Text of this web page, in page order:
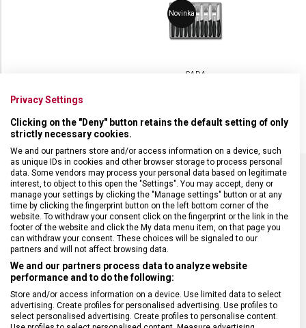
Novinka
SADA
12 KS
SPECIFIKACE PRODUKTU
DRUH ZBOŽÍ Kuchyňské vybavení
ZÁRUKA 24 měsíců
Privacy Settings
Clicking on the "Deny" button retains the default setting of only
strictly necessary cookies.
We and our partners store and/or access information on a device, such
as unique IDs in cookies and other browser storage to process personal
data. Some vendors may process your personal data based on legitimate
interest, to object to this open the "Settings". You may accept, deny or
manage your settings by clicking the "Manage settings" button or at any
time by clicking the fingerprint button on the left bottom corner of the
website. To withdraw your consent click on the fingerprint or the link in the
footer of the website and click the My data menu item, on that page you
can withdraw your consent. These choices will be signaled to our
partners and will not affect browsing data.
We and our partners process data to analyze website
performance and to do the following:
Store and/or access information on a device. Use limited data to select
advertising. Create profiles for personalised advertising. Use profiles to
select personalised advertising. Create profiles to personalise content.